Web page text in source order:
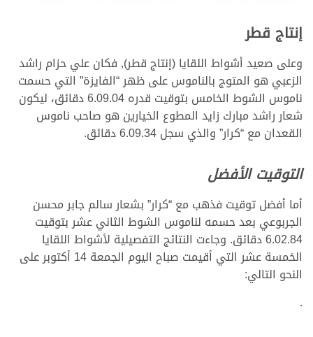
إنتاج قطر
وعلى صعيد أشواط اللقايا (إنتاج قطر), فكان علي حزام راشد
الزعبي هو المتوج بالناموس على ظهر “الفايزة” التي حسمت
ناموس الشوط الخامس بتوقيت قدره 6.09.04 دقائق، ليكون
شعار راشد مبارك زايد المطوع الخيارين هو صاحب ناموس
القعدان مع “كرار” والذي سجل 6.09.34 دقائق.
التوقيت الأفضل
أما أفضل توقيت فذهب مع “كرار” بشعار سالم جابر محسن
الجربوعي بعد حسمه لناموس الشوط الثاني عشر بتوقيت
6.02.84 دقائق. وجاءت النتائج التفصيلية لأشواط اللقايا
الخمسة عشر التي أقيمت صباح اليوم الجمعة 14 أكتوبر على
النحو التالي:
.